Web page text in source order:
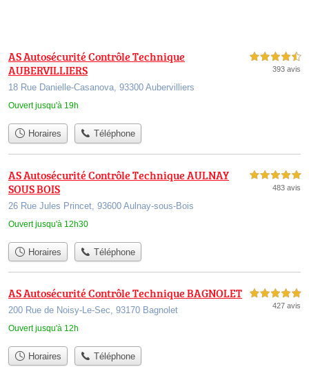
AS Autosécurité Contrôle Technique
AUBERVILLIERS
18 Rue Danielle-Casanova, 93300 Aubervilliers
Ouvert jusqu'à 19h
4,5 étoiles sur 5
393 avis
Horaires Téléphone
AS Autosécurité Contrôle Technique AULNAY
SOUS BOIS
26 Rue Jules Princet, 93600 Aulnay-sous-Bois
Ouvert jusqu'à 12h30
5,0 étoiles sur 5
483 avis
Horaires Téléphone
AS Autosécurité Contrôle Technique BAGNOLET
200 Rue de Noisy-Le-Sec, 93170 Bagnolet
Ouvert jusqu'à 12h
5,0 étoiles sur 5
427 avis
Horaires Téléphone